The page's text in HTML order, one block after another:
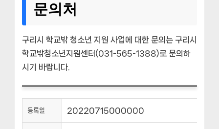
문의처
구리시 학교밖 청소년 지원 사업에 대한 문의는 구리시
학교밖청소년지원센터(031-565-1388)로 문의하
시기 바랍니다.
등록일 20220715000000